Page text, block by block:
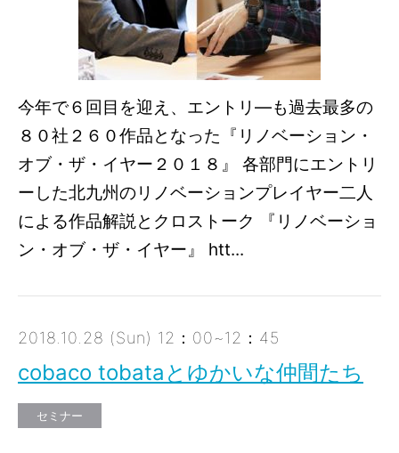
今年で６回目を迎え、エントリ―も過去最多の
８０社２６０作品となった『リノベーション・
オブ・ザ・イヤー２０１８』 各部門にエントリ
ーした北九州のリノベーションプレイヤー二人
による作品解説とクロストーク 『リノベーショ
ン・オブ・ザ・イヤー』 htt...
2018.10.28 (Sun) 12：00~12：45
cobaco tobataとゆかいな仲間たち
セミナー